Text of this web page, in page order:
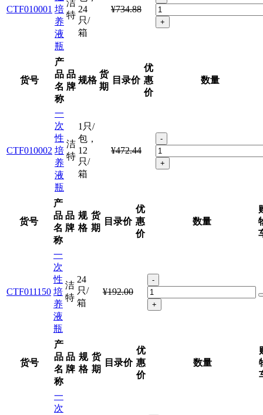
CTF010001 培
养
液
瓶
洁
特
24
只/
箱
¥734.88
+
货号
产
品
名
称
品
牌
规格
货
期
目录价
优
惠
价
数量
CTF010002
一
次
性
培
养
液
瓶
洁
特
1只/
包，
12
只/
箱
¥472.44
-
+
货号
产
品
名
称
品
牌
规
格
货
期
目录价
优
惠
价
数量
CTF011150
一
次
性
培
养
液
瓶
洁
特
24
只/
箱
¥192.00
-
+
货号
产
品
名
称
品
牌
规
格
货
期
目录价
优
惠
价
数量
一
次